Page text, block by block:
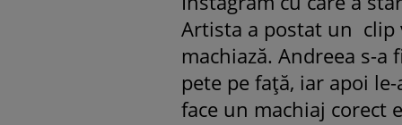
Artista a postat un clip
machiază. Andreea s-a
pete pe față, iar apoi
face un machiaj corect